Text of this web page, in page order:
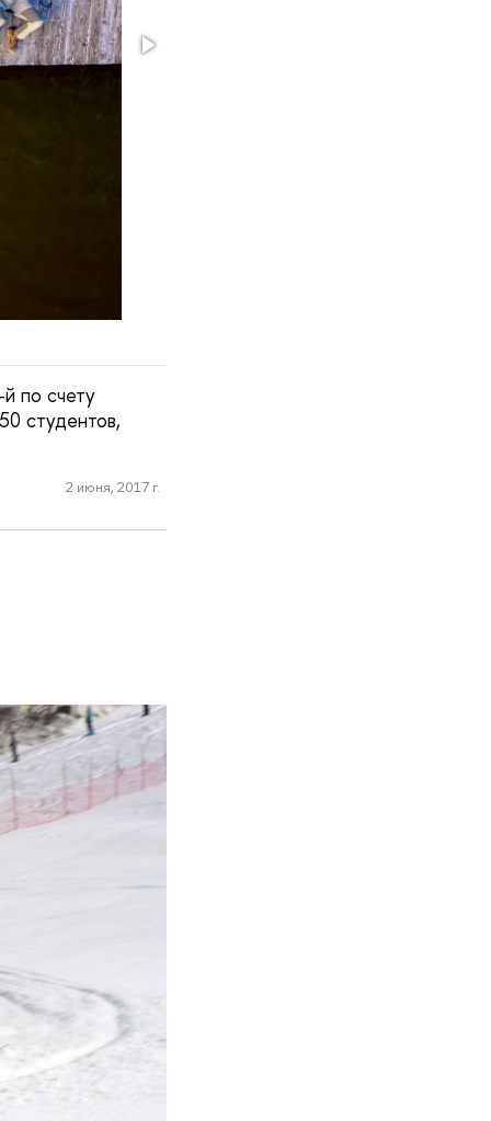
по счету
студентов,
2 июня, 2017 г.